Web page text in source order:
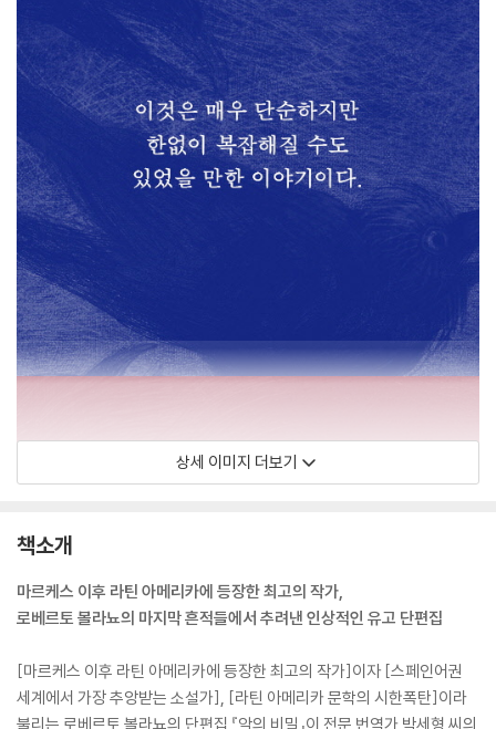
상세 이미지 더보기
책소개
마르케스 이후 라틴 아메리카에 등장한 최고의 작가,
로베르토 볼라뇨의 마지막 흔적들에서 추려낸 인상적인 유고 단편집
[마르케스 이후 라틴 아메리카에 등장한 최고의 작가]이자 [스페인어권
세계에서 가장 추앙받는 소설가], [라틴 아메리카 문학의 시한폭탄]이라
불리는 로베르토 볼라뇨의 단편집 『악의 비밀』이 전문 번역가 박세형 씨의